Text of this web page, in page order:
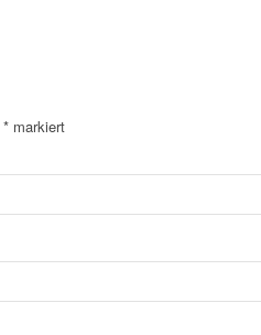
* markiert